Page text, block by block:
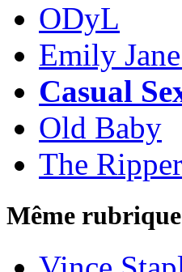
ODyL
Emily
Casual
Old Baby
The
Même rubrique